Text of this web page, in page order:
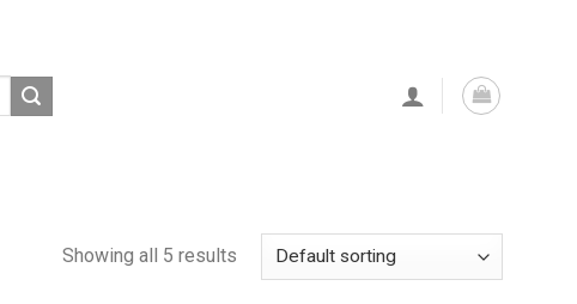
Showing all 5 results